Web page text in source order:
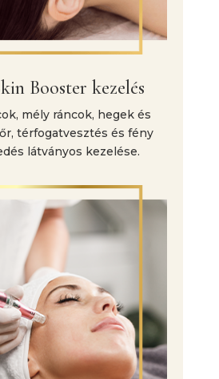
Booster kezelés
mély ráncok, hegek és
térfogatvesztés és fény
látványos kezelése.